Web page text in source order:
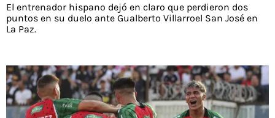
El entrenador hispano dejó en claro que perdieron dos
puntos en su duelo ante Gualberto Villarroel San José en
La Paz.